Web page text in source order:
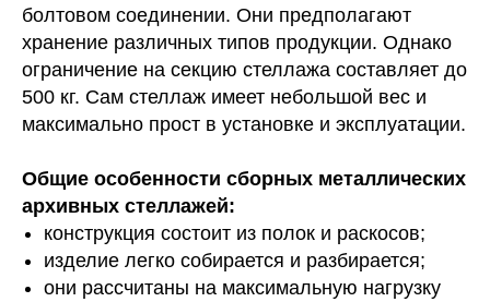
болтовом соединении. Они предполагают
хранение различных типов продукции. Однако
ограничение на секцию стеллажа составляет до
500 кг. Сам стеллаж имеет небольшой вес и
максимально прост в установке и эксплуатации.
Общие особенности сборных металлических
архивных стеллажей:
конструкция состоит из полок и раскосов;
изделие легко собирается и разбирается;
они рассчитаны на максимальную нагрузку